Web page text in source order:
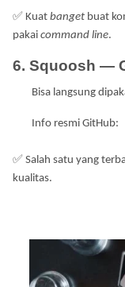
✅ Kuat banget buat
pakai command line.
6. Squoosh —
Bisa langsung
Info resmi GitHub:
✅ Salah satu yang
kualitas.